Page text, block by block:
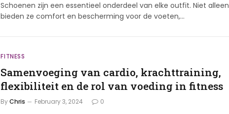
Schoenen zijn een essentieel onderdeel van elke outfit. Niet alleen
bieden ze comfort en bescherming voor de voeten,…
FITNESS
Samenvoeging van cardio, krachttraining,
flexibiliteit en de rol van voeding in fitness
By Chris February 3, 2024 0